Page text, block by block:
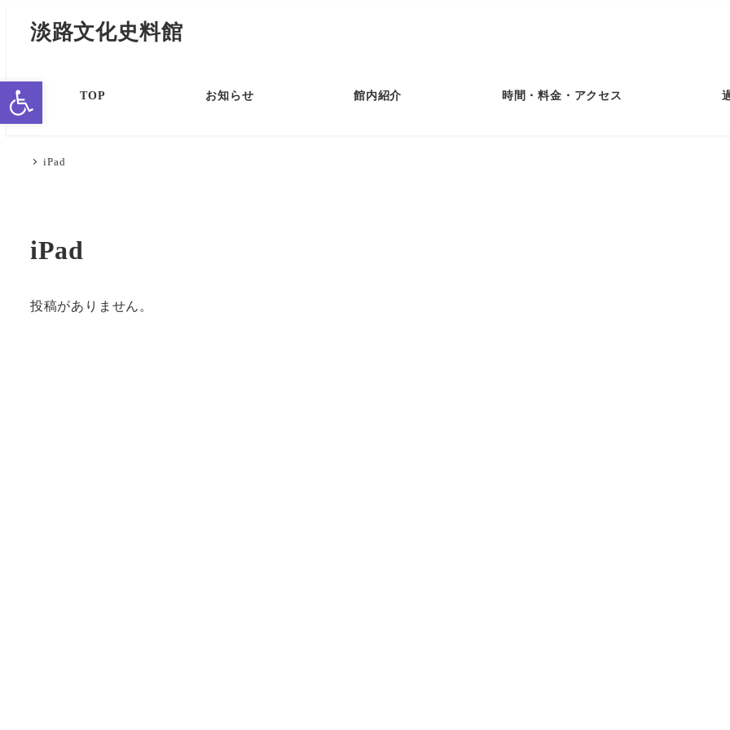
ツールバーを開く
淡路文化史料館
TOP お知らせ 館内紹介 時間・料金・アクセス
iPad
iPad
投稿がありません。